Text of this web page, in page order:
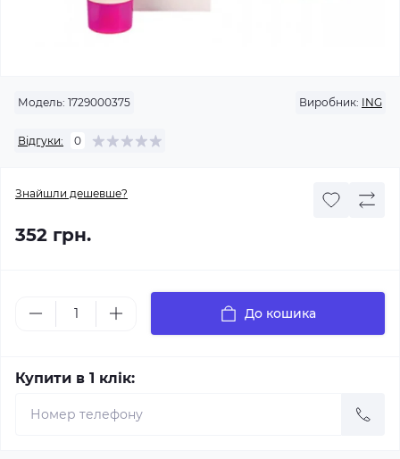
Модель: 1729000375 Виробник: ING
Відгуки: 0
Знайшли дешевше?
352 грн.
До кошика
Купити в 1 клік: